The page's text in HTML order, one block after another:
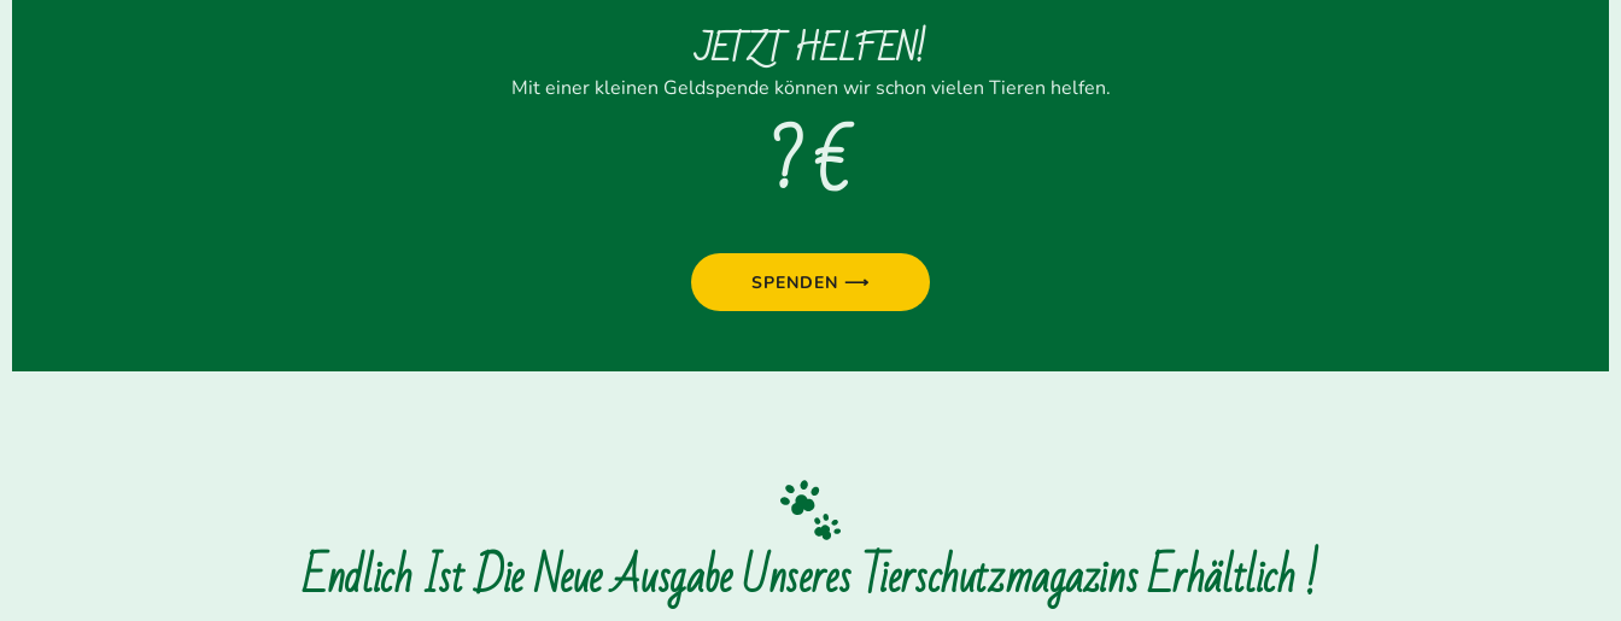
JETZT HELFEN!
Mit einer kleinen Geldspende können wir schon vielen Tieren helfen.
? €
SPENDEN ⟶
Endlich Ist Die Neue Ausgabe Unseres Tierschutzmagazins Erhältlich !